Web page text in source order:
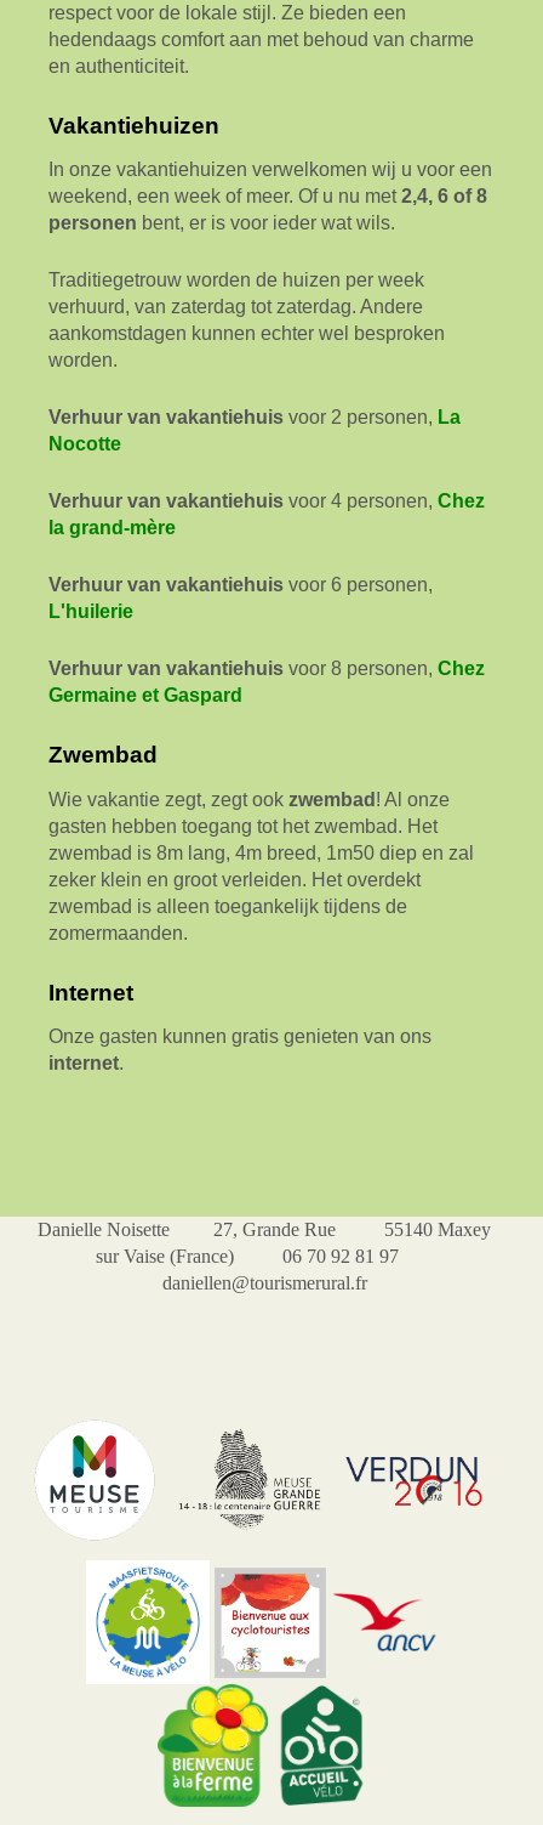
respect voor de lokale stijl. Ze bieden een
hedendaags comfort aan met behoud van charme
en authenticiteit.
Vakantiehuizen
In onze vakantiehuizen verwelkomen wij u voor een
weekend, een week of meer. Of u nu met2,4, 6 of 8
personen bent, er is voor ieder wat wils.
Traditiegetrouw worden de huizen per week
verhuurd, van zaterdag tot zaterdag. Andere
aankomstdagen kunnen echter wel besproken
worden.
Verhuur van vakantiehuis voor 2 personen, La
Nocotte
Verhuur van vakantiehuis voor 4 personen, Chez
la grand-mère
Verhuur van vakantiehuis voor 6 personen,
L'huilerie
Verhuur van vakantiehuis voor 8 personen, Chez
Germaine et Gaspard
Zwembad
Wie vakantie zegt, zegt ook zwembad ! Al onze
gasten hebben toegang tot het zwembad. Het
zwembad is 8m lang, 4m breed, 1m50 diep en zal
zeker klein en groot verleiden. Het overdekt
zwembad is alleen toegankelijk tijdens de
zomermaanden.
Internet
Onze gasten kunnen gratis genieten van ons
internet.
Danielle Noisette 27, Grande Rue 55140 Maxey
sur Vaise (France) 06 70 92 81 97
daniellen@tourismerural.fr